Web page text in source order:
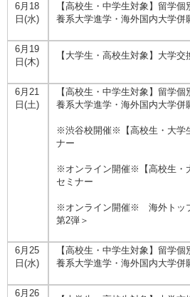
6月18
日(水)
【高校生・中学生対象】留学
養系大学進学・海外国内大学併
6月19
日(木)
【大学生・高校生対象】大学
6月21
日(土)
【高校生・中学生対象】留学
養系大学進学・海外国内大学併
※渋谷校開催※【高校生・大学
ナー
※オンライン開催※【高校生・
セミナー
※オンライン開催※ 海外トッ
第2弾＞
6月25
日(水)
【高校生・中学生対象】留学
養系大学進学・海外国内大学併
6月26